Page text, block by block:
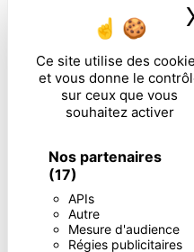
Ce site utilise des
et vous donne le
sur ceux que vous
souhaitez activer
Nos partenaires
(17)
APIs
Autre
Mesure d'audience
Régies publicitaires
En cochant cette
particulières ci-
** Les données personnelles
fins de vous contacter. Elles
sous-traitants. Vous disposez
d’effacement, de portabilité,
votre consentement à tout